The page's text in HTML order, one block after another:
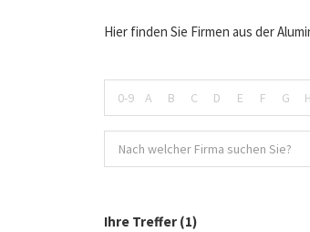
Hier finden Sie Firmen aus der
0-9 A B C D E F G H
Ihre Treffer (1)